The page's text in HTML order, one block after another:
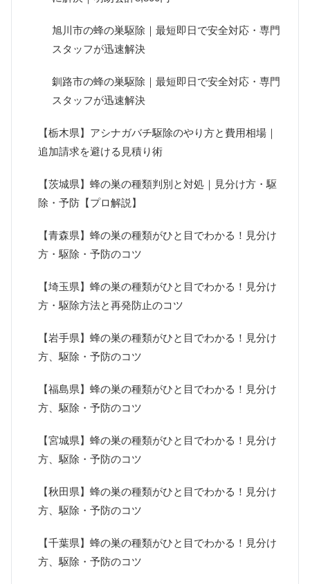
旭川市の蜂の巣駆除｜最短即日で安全対応・専門
スタッフが迅速解決
釧路市の蜂の巣駆除｜最短即日で安全対応・専門
スタッフが迅速解決
【栃木県】アシナガバチ駆除のやり方と費用相場｜
追加請求を避ける見積り術
【茨城県】蜂の巣の種類判別と対処｜見分け方・駆
除・予防【プロ解説】
【青森県】蜂の巣の種類がひと目でわかる！見分け
方・駆除・予防のコツ
【埼玉県】蜂の巣の種類がひと目でわかる！見分け
方・駆除方法と再発防止のコツ
【岩手県】蜂の巣の種類がひと目でわかる！見分け
方、駆除・予防のコツ
【福島県】蜂の巣の種類がひと目でわかる！見分け
方、駆除・予防のコツ
【宮城県】蜂の巣の種類がひと目でわかる！見分け
方、駆除・予防のコツ
【秋田県】蜂の巣の種類がひと目でわかる！見分け
方、駆除・予防のコツ
【千葉県】蜂の巣の種類がひと目でわかる！見分け
方、駆除・予防のコツ